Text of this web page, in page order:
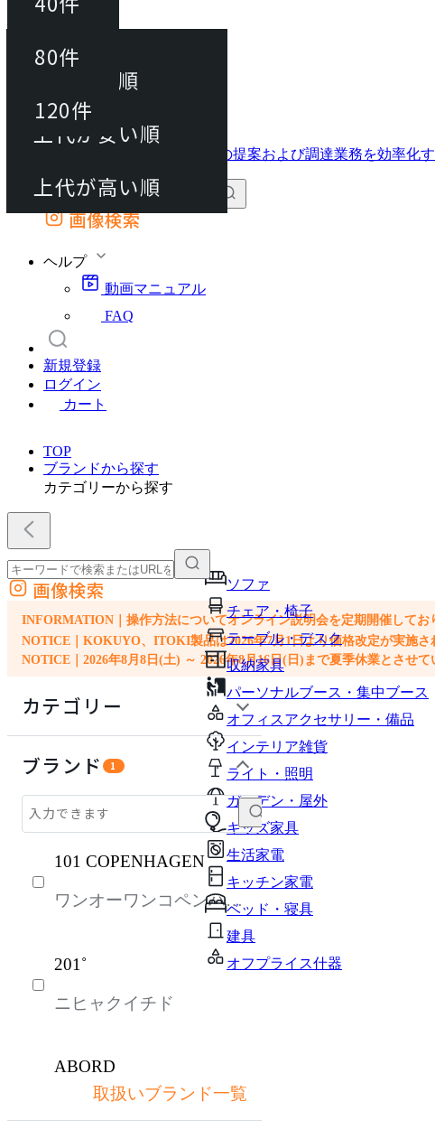
動画マニュアル
FAQ
カート
外部サイトの商品をカートに追加
画像検索
ヘルプ
動画マニュアル
FAQ
新規登録
ログイン
カート
TOP
ブランドから探す
カテゴリーから探す
ソファ
チェア・椅子
テーブル・デスク
収納家具
パーソナルブース・集中ブース
オフィスアクセサリー・備品
インテリア雑貨
ライト・照明
ガーデン・屋外
キッズ家具
生活家電
キッチン家電
ベッド・寝具
建具
オフプライス什器
外部サイトの商品をカートに追加
他のサイトで見つけた商品ページのURLを貼り付けて、カートに追加できます
画像検索
INFORMATION｜操作方法についてオンライン説明会を定期開催してお
NOTICE｜KOKUYO、ITOKI製品は2026年7月1日より価格改定が実施
NOTICE｜2026年8月8日(土) ～ 2026年8月16日(日)まで夏季休業とさせて
カテゴリー
収納家具
インテリア雑貨
キッズ家具
パーソナルブース・集中ブース
ブランド 1
101 COPENHAGEN
ワンオーワンコペンハー
201˚
ニヒャクイチド
ABORD
アボール
取扱いブランド一覧
40件
80件
並び替え
おすすめ順
上代が安い順
上代が高い順
80件
120件